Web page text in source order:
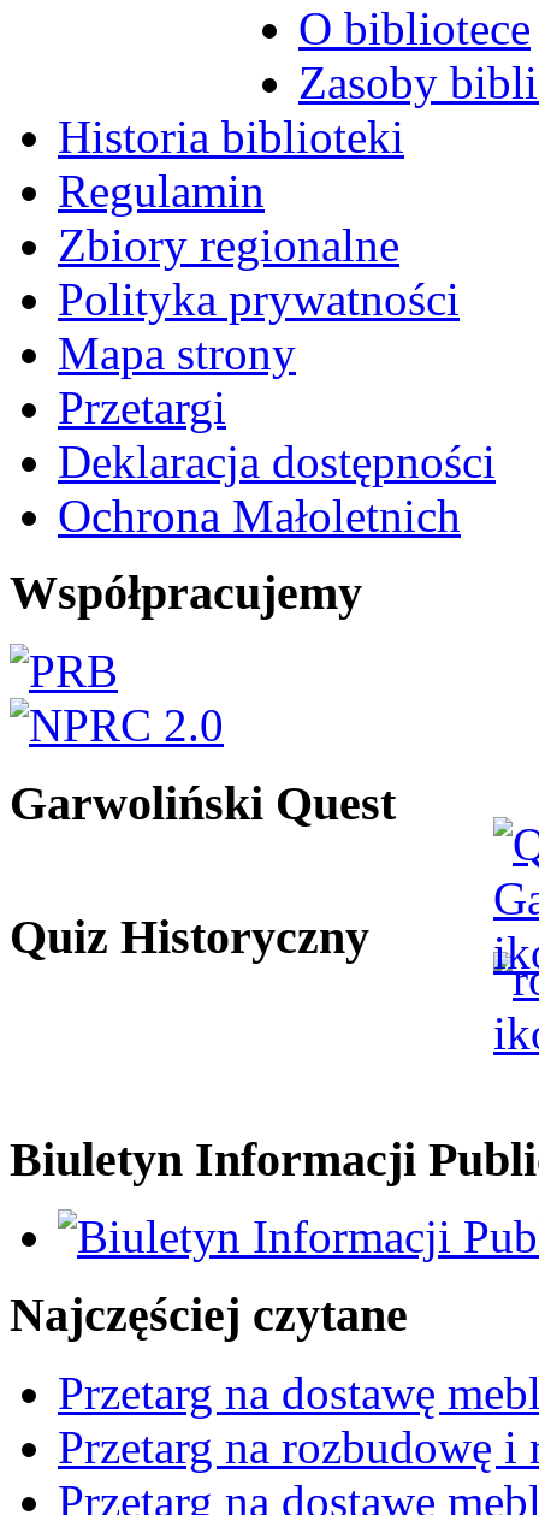
O bibliotece
Zasoby
Historia biblioteki
Regulamin
Zbiory regionalne
Polityka prywatności
Mapa strony
Przetargi
Deklaracja dostępności
Ochrona Małoletnich
Współpracujemy
Garwoliński Quest
Quiz Historyczny
Biuletyn Informacji
Najczęściej czytane
Przetarg na dostawę
Przetarg na rozbudowę
Przetarg na dostawę